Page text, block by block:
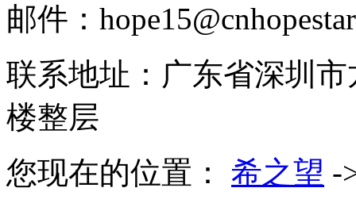
邮件：
联系地址：广东省深圳
楼整层
您现在的位置： 希之望 -